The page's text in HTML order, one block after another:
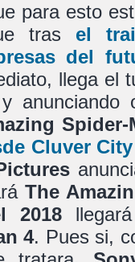
para esto
tras el
del
llega el
anunciando
Spider-
Cluver
The
2018
4. Pues si,